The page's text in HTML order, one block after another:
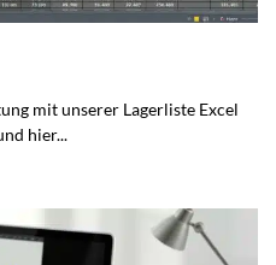
mit unserer Lagerliste Excel
hier...